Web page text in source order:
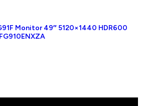
Monitor 49″ 5120×1440 HDR600